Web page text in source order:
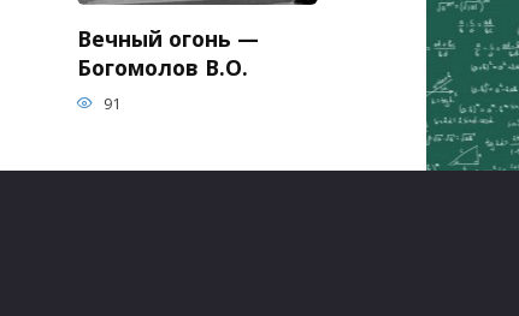
Вечный огонь —
Богомолов В.О.
91